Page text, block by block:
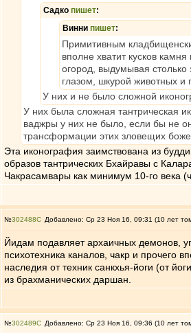
Садко пишет:
Винни пишет:
Примитивным
вполне хватит кусков
огород, выдумывая столько
глазом, шкурой животных
У них и не было сложной
У них была сложная тантрическая
ваджры у них не было, если бы не
трансформации этих зловещих
Эта иконография заимствована из
образов тантрических Бхайравы с
Чакрасамвары как минимум 10-го века
№302488 Добавлено: Ср 23 Ноя 16, 09:31 (10 лет
Йидам подавляет архаичных демонов,
психотехника каналов, чакр и прочего
наследия от техник санкхья-йоги (от
из брахманических даршан.
№302489 Добавлено: Ср 23 Ноя 16, 09:36 (10 лет